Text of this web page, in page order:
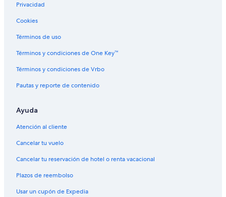
Hoteles en Hartford
Resorts todo incluido en Hollow de la Rana
Hoteles en North Meadows
Hoteles cerca de Parque de la ensenada de Wethersfield
Resorts todo incluido en Sheldon-Charter Oak
Hoteles con desayuno incluido en Sheldon-Charter Oak
Hoteles en South Meadows
Hoteles cerca de University of Connecticut-Hartford
Hoteles cerca de Wadsworth Atheneum Museum of Art
Hoteles en West Hartford
Hoteles baratos en Wethersfield
Privacidad
Cookies
Términos de uso
Términos y condiciones de One Key™
Términos y condiciones de Vrbo
Pautas y reporte de contenido
Ayuda
Atención al cliente
Cancelar tu vuelo
Cancelar tu reservación de hotel o renta vacacional
Plazos de reembolso
Usar un cupón de Expedia